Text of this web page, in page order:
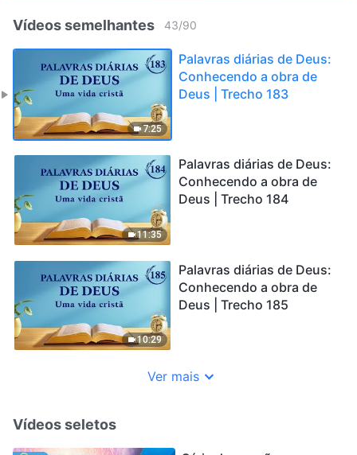
Vídeos semelhantes 43/90
7:25
Palavras diárias de Deus:
Conhecendo a obra de
Deus | Trecho 183
11:35
Palavras diárias de Deus:
Conhecendo a obra de
Deus | Trecho 184
10:29
Palavras diárias de Deus:
Conhecendo a obra de
Deus | Trecho 185
Ver mais
Vídeos seletos